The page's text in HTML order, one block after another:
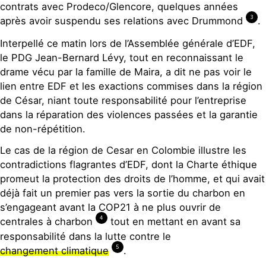
contrats avec Prodeco/Glencore, quelques années
après avoir suspendu ses relations avec Drummond
3
.
Interpellé ce matin lors de l’Assemblée générale d’EDF,
le PDG Jean-Bernard Lévy, tout en reconnaissant le
drame vécu par la famille de Maira, a dit ne pas voir le
lien entre EDF et les exactions commises dans la région
de César, niant toute responsabilité pour l’entreprise
dans la réparation des violences passées et la garantie
de non-répétition.
Le cas de la région de Cesar en Colombie illustre les
contradictions flagrantes d’EDF, dont la Charte éthique
promeut la protection des droits de l’homme, et qui avait
déjà fait un premier pas vers la sortie du charbon en
s’engageant avant la COP21 à ne plus ouvrir de
centrales à charbon
4
tout en mettant en avant sa
responsabilité dans la lutte contre le
changement climatique
5
.